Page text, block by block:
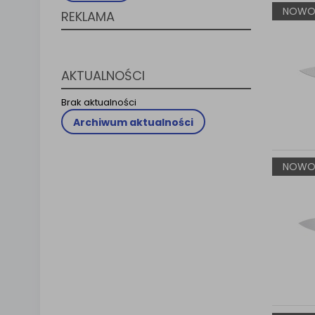
REKLAMA
AKTUALNOŚCI
Brak aktualności
Archiwum aktualności